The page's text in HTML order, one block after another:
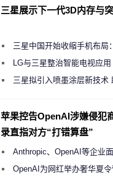
三星展示下一代3D内存与
三星中国开始收缩手机布局
店 将被逐步清退
LG与三星整治智能电视应
规行为三星拟引入喷墨涂层新技术
苹果控告OpenAI涉嫌侵犯
录直指对方“打错算盘”
Anthropic、OpenAI等企业
新执法权限审查
OpenAI为网红举办奢华夏